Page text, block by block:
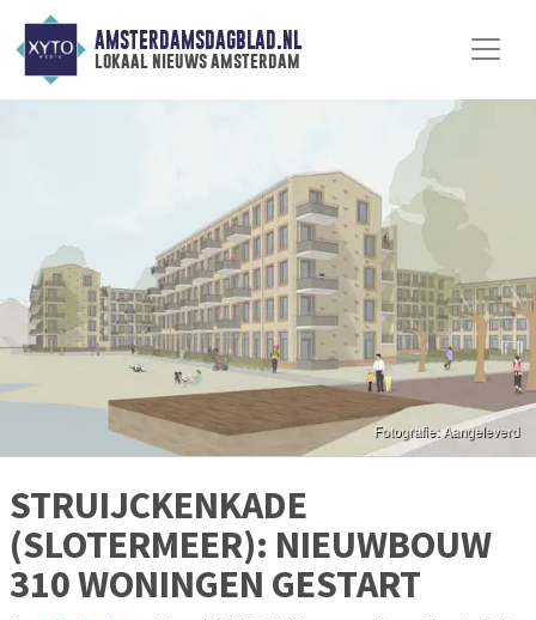
AMSTERDAMSDAGBLAD.NL
lokaal nieuws amsterdam
STRUIJCKENKADE
(SLOTERMEER): NIEUWBOUW
310 WONINGEN GESTART